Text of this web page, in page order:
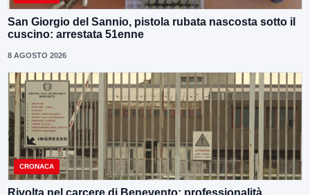
San Giorgio del Sannio, pistola rubata nascosta sotto il
cuscino: arrestata 51enne
8 AGOSTO 2026
CRONACA
Rivolta nel carcere di Benevento: professionalità,